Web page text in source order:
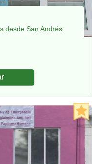
desde San Andrés